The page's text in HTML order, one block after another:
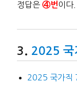
정답은④번 이다.
2025 국
2025 국가직